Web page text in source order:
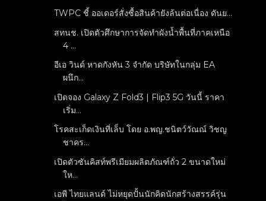
TWPC ชี้ ออเดอร์สั่งซื้อสินค้ายังล้นต่อเนื่อง ดันย...
สทนช. เปิดตัวศึกษาการจัดทำผังน้ำพื้นที่ภาคเหนือ
4 ...
อีเอ วินด์ หาดกังหัน 3 จำกัด บริษัทในกลุ่ม EA
ผนึก...
เปิดจอง Galaxy Z Fold3 | Flip3 5G วันนี้ ราคา
เริ่ม...
โรคสะเก็ดเงินที่เล็บ โดย อ.พญ.ชนิตว์วัณณ์ วิชญ
ชาคร...
เปิดตัวซันคิสท์พรีเมียมผลิตภัณฑ์ถั่ว 2 ขนาดใหม่
ให...
เอพี ไทยแลนด์ ไม่หยุดปั้นนักคิดนักสร้างสรรค์รุ่น